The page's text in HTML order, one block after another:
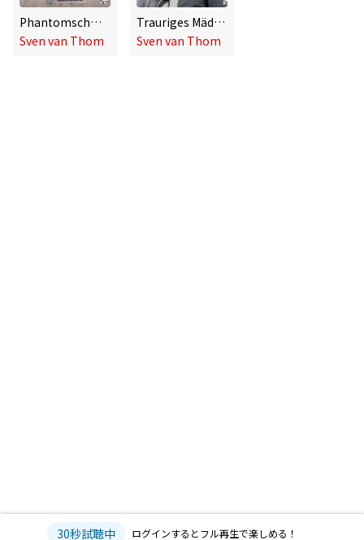
Phantomschmerz
Sven van Thom
Trauriges Mädchen
Sven van Thom
30秒試聴中 ログインするとフル再生で楽しめる！